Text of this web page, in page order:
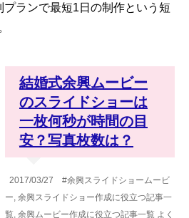
ランで最短1日の制作という短
結婚式余興ムービー
のスライドショーは
一枚何秒が時間の目
安？写真枚数は？
2017/03/27
#余興スライドショームービ
ー, 余興スライドショー作成に役立つ記事一
覧, 余興ムービー作成に役立つ記事一覧 よく